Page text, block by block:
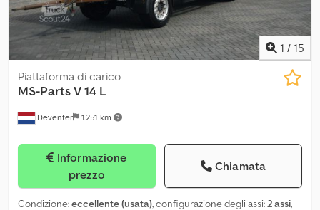
1 / 15
Deventer 1.251 km
Piattaforma di carico
MS-PartsV 14 L
prezzo
Chiamata
Condizione:eccellente (usata), configurazione degli assi:2 assi,